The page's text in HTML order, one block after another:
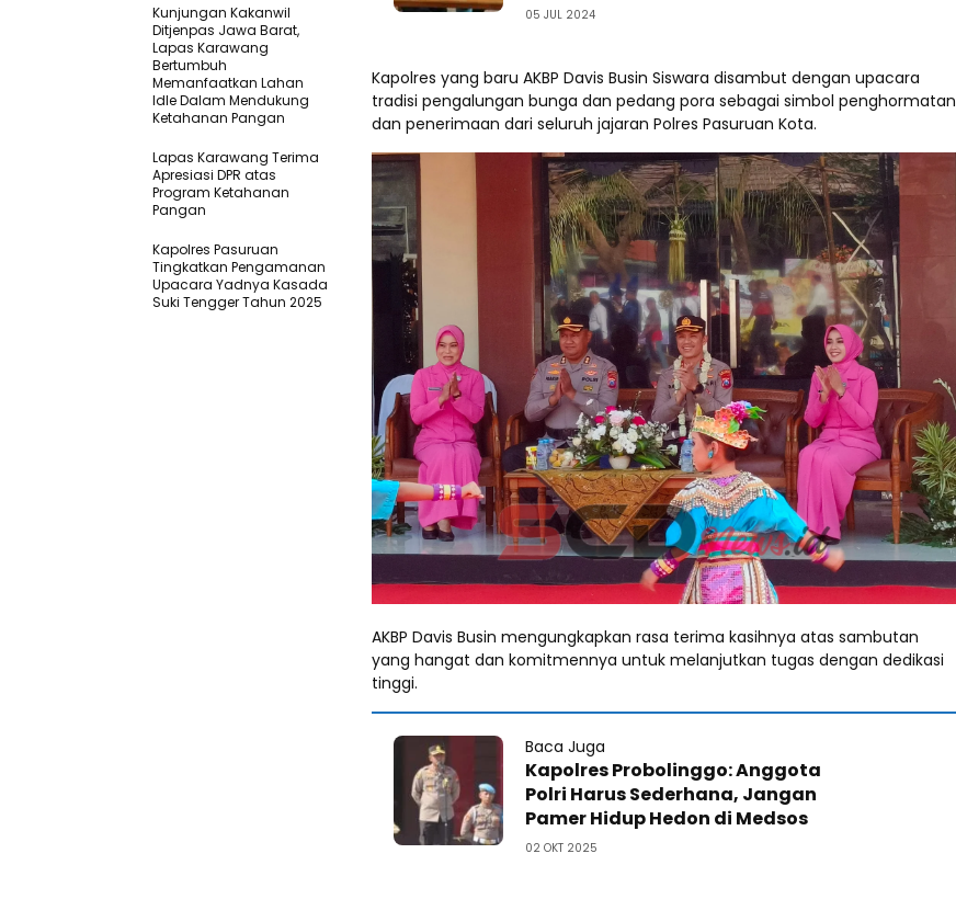
05 JUL 2024
Kapolres yang baru AKBP Davis Busin Siswara disambut dengan upacara
tradisi pengalungan bunga dan pedang pora sebagai simbol penghormatan
dan penerimaan dari seluruh jajaran Polres Pasuruan Kota.
AKBP Davis Busin mengungkapkan rasa terima kasihnya atas sambutan
yang hangat dan komitmennya untuk melanjutkan tugas dengan dedikasi
tinggi.
Baca Juga
Kapolres Probolinggo: Anggota
Polri Harus Sederhana, Jangan
Pamer Hidup Hedon di Medsos
02 OKT 2025
Kunjungan Kakanwil
Ditjenpas Jawa Barat,
Lapas Karawang
Bertumbuh
Memanfaatkan Lahan
Idle Dalam Mendukung
Ketahanan Pangan
Lapas Karawang Terima
Apresiasi DPR atas
Program Ketahanan
Pangan
Kapolres Pasuruan
Tingkatkan Pengamanan
Upacara Yadnya Kasada
Suki Tengger Tahun 2025